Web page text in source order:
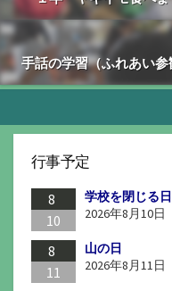
手話の学習（ふれあい参
行事予定
8
10
学校を閉じる日
2026年8月10日
8
11
山の日
2026年8月11日